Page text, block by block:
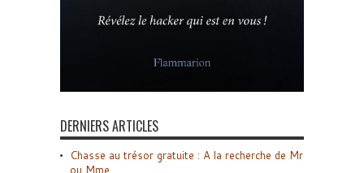
DERNIERS ARTICLES
Chasse au trésor gratuite : A la recherche de Mr
ou Mme